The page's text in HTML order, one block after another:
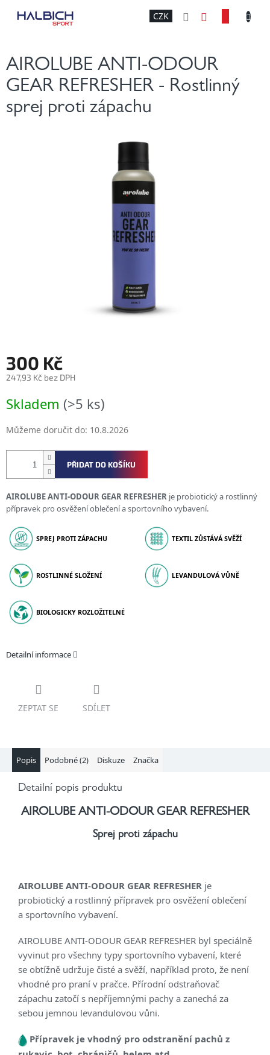
CZK
AIROLUBE ANTI-ODOUR
GEAR REFRESHER - Rostlinný
sprej proti zápachu
300 Kč
247,93 Kč bez DPH
cena:
Skladem (>5 ks)
Můžeme doručit do: 10.8.2026
PŘIDAT DO KOŠÍKU
AIROLUBE ANTI-ODOUR GEAR REFRESHER je probiotický a rostlinný
přípravek pro osvěžení oblečení a sportovního vybavení.
SPREJ PROTI ZÁPACHU TEXTIL ZŮSTÁVÁ SVĚŽÍ
ROSTLINNÉ SLOŽENÍ LEVANDULOVÁ VŮNĚ
BIOLOGICKY ROZLOŽITELNÉ
Detailní informace
ZEPTAT SE SDÍLET
Popis Podobné (2) Diskuze Značka
Detailní popis produktu
AIROLUBE ANTI-ODOUR GEAR REFRESHER
Sprej proti zápachu
AIROLUBE ANTI-ODOUR GEAR REFRESHER je
probiotický a rostlinný přípravek pro osvěžení oblečení
a sportovního vybavení.
AIROLUBE ANTI-ODOUR GEAR REFRESHER byl speciálně
vyvinut pro všechny typy sportovního vybavení, které
se obtížně udržuje čisté a svěží, například proto, že není
vhodné pro praní v pračce. Přírodní odstraňovač
zápachu zatočí s nepříjemnými pachy a zanechá za
sebou jemnou levandulovou vůni.
Přípravek je vhodný pro odstranění pachů z